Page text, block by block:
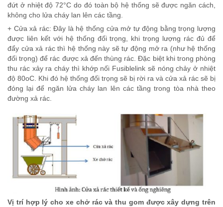
đứt ở nhiệt độ 72°C do đó toàn bộ hệ thống sẽ được ngăn cách,
không cho lửa cháy lan lên các tầng.
+ Cửa xả rác: Đây là hệ thống cửa mở tự động bằng trọng lượng
được liên kết với hệ thống đối trọng, khi trọng lượng rác đủ để
đẩy cửa xả rác thì hệ thống này sẽ tự động mở ra (như hệ thống
đối trọng) để rác được xả đến thùng rác. Đặc biệt khi trong phòng
thu rác xảy ra cháy thì khớp nối Fusiblelink sẽ nóng chảy ở nhiệt
độ 80oC. Khi đó hệ thống đối trọng sẽ bị rời ra và cửa xả rác sẽ bị
đóng lại để ngăn lửa cháy lan lên các tầng trong tòa nhà theo
đường xả rác.
Vị trí hợp lý cho xe chở rác và thu gom được xây dựng trên